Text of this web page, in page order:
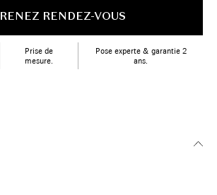
RENDEZ-VOUS
Prise de
mesure.
Pose experte & garantie 2
ans.